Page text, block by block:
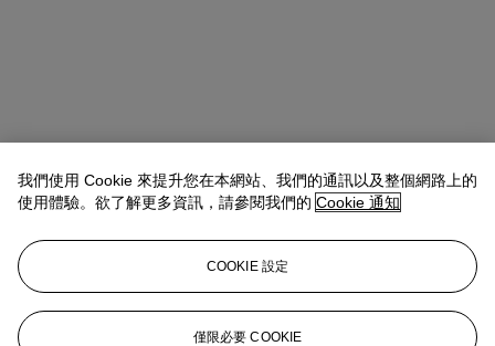
我們使用 Cookie 來提升您在本網站、我們的通訊以及整個網路上的
使用體驗。欲了解更多資訊，請參閱我們的 Cookie 通知
COOKIE 設定
僅限必要 COOKIE